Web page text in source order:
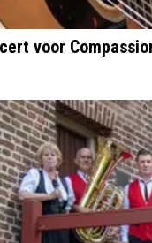
voor